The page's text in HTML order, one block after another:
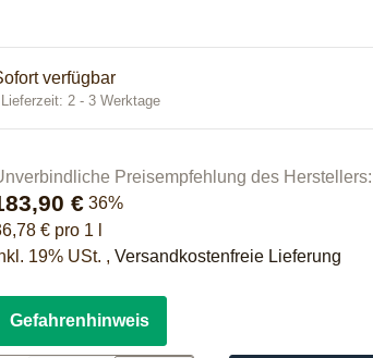
verfügbar
Lieferzeit: 2 - 3 Werktage
Preisempfehlung des Herstellers
€ 36%
€ pro 1 l
19% USt. ,Versandkostenfreie Lieferung
Gefahrenhinweis